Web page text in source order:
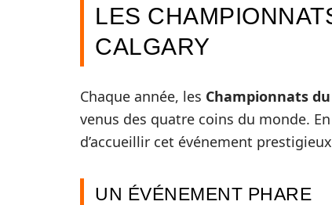
LES
CALGARY
Chaque année, les Championnats
venus des quatre coins du monde. En
d’accueillir cet événement
UN ÉVÉNEMENT PHARE